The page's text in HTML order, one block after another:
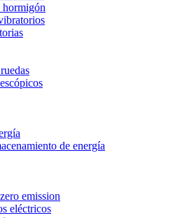
hormigón
de energía
zero emission
eléctricos